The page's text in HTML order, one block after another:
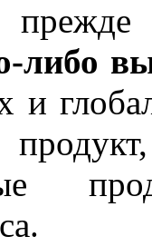
либо
и